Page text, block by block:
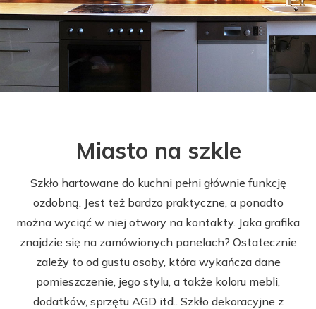
Miasto na szkle
Szkło hartowane do kuchni pełni głównie funkcję
ozdobną. Jest też bardzo praktyczne, a ponadto
można wyciąć w niej otwory na kontakty. Jaka grafika
znajdzie się na zamówionych panelach? Ostatecznie
zależy to od gustu osoby, która wykańcza dane
pomieszczenie, jego stylu, a także koloru mebli,
dodatków, sprzętu AGD itd.. Szkło dekoracyjne z